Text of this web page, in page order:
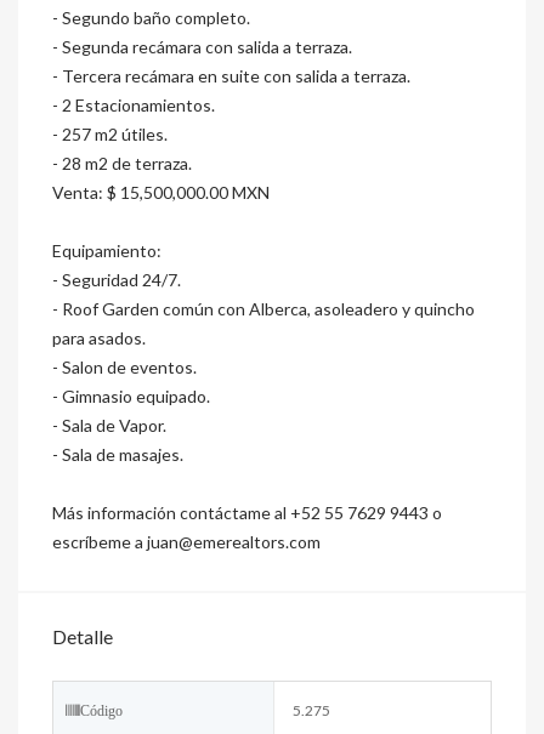
- Segundo baño completo.
- Segunda recámara con salida a terraza.
- Tercera recámara en suite con salida a terraza.
- 2 Estacionamientos.
- 257 m2 útiles.
- 28 m2 de terraza.
Venta: $ 15,500,000.00 MXN
Equipamiento:
- Seguridad 24/7.
- Roof Garden común con Alberca, asoleadero y quincho
para asados.
- Salon de eventos.
- Gimnasio equipado.
- Sala de Vapor.
- Sala de masajes.
Más información contáctame al +52 55 7629 9443 o
escríbeme a juan@emerealtors.com
Detalle
Código 5.275